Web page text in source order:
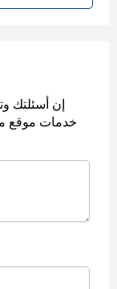
إن أسئلتك
خدمات موقع